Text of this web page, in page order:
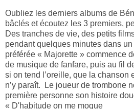
Oubliez les derniers albums de
bâclés et écoutez les 3 premiers,
Des tranches de vie, des petits
pendant quelques minutes dans
préférée « Majorette » commence
de musique de fanfare, puis au fil
si on tend l’oreille, que la chanson
n’y paraît. Le joueur de trombone
première personne son histoire
« D'habitude on me moque